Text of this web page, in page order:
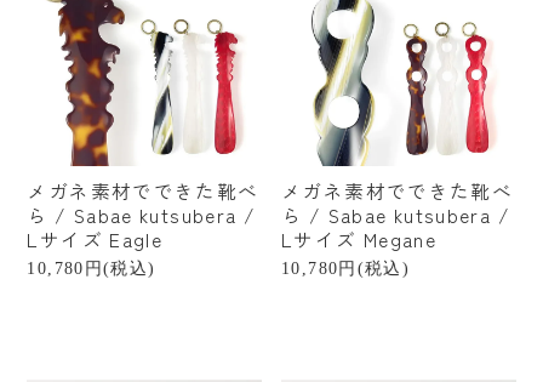
出産祝い
新築・引越し祝い
誕生日祝い
プチギフト
産地から探す
北海道 福島
メガネ素材でできた靴べ
ら / Sabae kutsubera /
Lサイズ Eagle
10,780円(税込)
メガネ素材でできた靴べ
ら / Sabae kutsubera /
Lサイズ Megane
10,780円(税込)